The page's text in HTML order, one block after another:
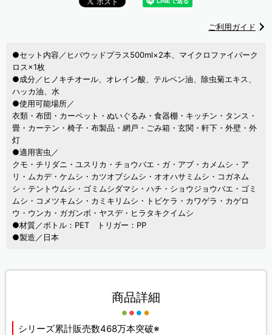
ご利用ガイド
●セット内容／ヒバウッドプラス500ml×2本、マイクロファイバーク
ロス×1枚
●成分／ヒノキチオール、オレイン酸、テルペン油、除虫菊エキス、
ハッカ油、水
●使用可能場所／
衣類・布団・カーペット・ぬいぐるみ・食器棚・キッチン・タンス・
畳・カーテン・椅子・布製品・網戸・ごみ箱・玄関・軒下・外壁・外
灯
●適用害虫／
クモ・チリダニ・ユスリカ・チョウバエ・ガ・アブ・カメムシ・ア
リ・ムカデ・ケムシ・カツオブシムシ・オオハサミムシ・コガネム
シ・テントウムシ・ゴミムシダマシ・ハチ・ショウジョウバエ・ゴミ
ムシ・コメツキムシ・カミキリムシ・トビケラ・カワゲラ・カゲロ
ウ・ウンカ・ガガンボ・ヤスデ・ヒラタキクイムシ
●材質／ボトル：PET トリガー：PP
●製造／日本
商品詳細
シリーズ累計販売数468万本突破※